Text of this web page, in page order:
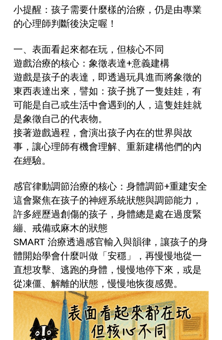
小提醒：孩子需要什麼樣的治療，仍是由專業
的心理師判斷後決定喔！
一、表面看起來都在玩，但核心不同
遊戲治療的核心：象徵表達+意義建構
遊戲是孩子的表達，即透過玩具進而將象徵的
東西表達出來，譬如：孩子挑了一隻娃娃，有
可能是自己或生活中會遇到的人，這隻娃娃就
是象徵自己的代表物。
接著遊戲過程，會演出孩子內在的世界與故
事，讓心理師有機會理解、重新建構他們的內
在經驗。
感官律動調節治療的核心：身體調節+重建安全
這會聚焦在孩子的神經系統狀態與調節能力，
許多經歷過創傷的孩子，身體總是處在過度緊
繃、戒備或麻木的狀態
SMART 治療透過感官輸入與韻律，讓孩子的身
體開始學會什麼叫做「安穩」，再慢慢地從一
直想攻擊、逃跑的身體，慢慢地停下來，或是
從凍僵、解離的狀態，慢慢地恢復感覺。